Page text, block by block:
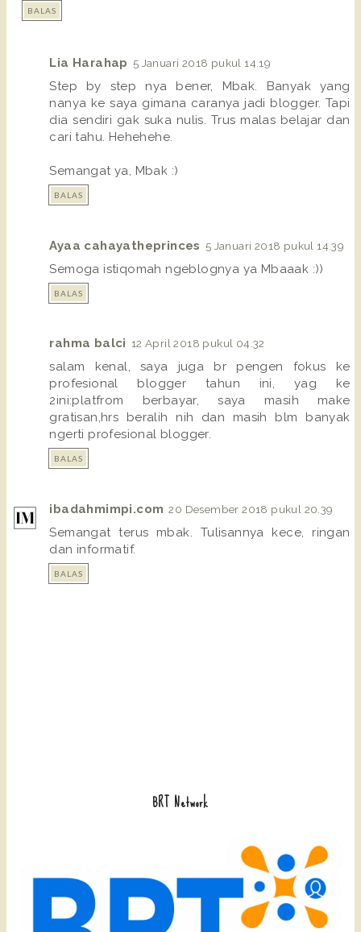
BALAS
Lia Harahap 5 Januari 2018 pukul 14.19
Step by step nya bener, Mbak. Banyak yang
nanya ke saya gimana caranya jadi blogger. Tapi
dia sendiri gak suka nulis. Trus malas belajar dan
cari tahu. Hehehehe.
Semangat ya, Mbak :)
BALAS
Ayaa cahayatheprinces 5 Januari 2018 pukul 14.39
Semoga istiqomah ngeblognya ya Mbaaak :))
BALAS
rahma balci 12 April 2018 pukul 04.32
salam kenal, saya juga br pengen fokus ke
profesional blogger tahun ini, yag ke
2ini:platfrom berbayar, saya masih make
gratisan,hrs beralih nih dan masih blm banyak
ngerti profesional blogger.
BALAS
ibadahmimpi.com 20 Desember 2018 pukul 20.39
Semangat terus mbak. Tulisannya kece, ringan
dan informatif.
BALAS
BRT Network